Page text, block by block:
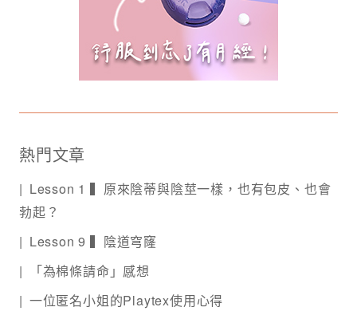
熱門文章
Lesson 1 ▍原來陰蒂與陰莖一樣，也有包皮、也會
勃起？
Lesson 9 ▍陰道穹窿
「為棉條請命」感想
一位匿名小姐的Playtex使用心得